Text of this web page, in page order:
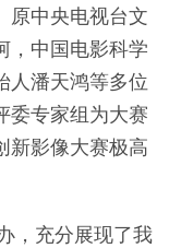
原中央电视台文
，中国电影科学
人潘天鸿等多位
委专家组为大赛
新影像大赛极高
，充分展现了我